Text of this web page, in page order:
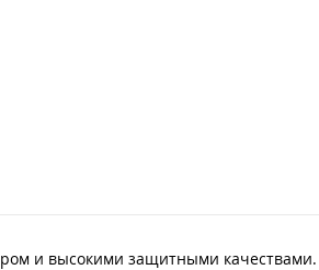
и высокими защитными качествами.